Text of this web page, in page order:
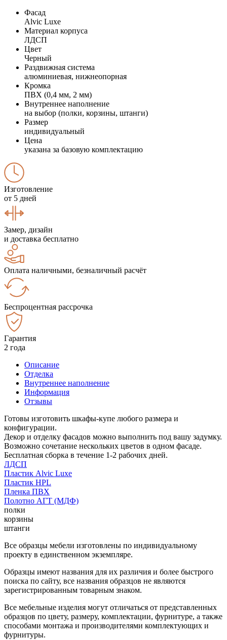
Фасад
Alvic Luxe
Материал корпуса
ЛДСП
Цвет
Черный
Раздвижная система
алюминиевая, нижнеопорная
Кромка
ПВХ (0,4 мм, 2 мм)
Внутреннее наполнение
на выбор (полки, корзины, штанги)
Размер
индивидуальный
Цена
указана за базовую комплектацию
Изготовление
от 5 дней
Замер, дизайн
и доставка бесплатно
Оплата наличными, безналичный расчёт
Беспроцентная рассрочка
Гарантия
2 года
Описание
Отделка
Внутреннее наполнение
Информация
Отзывы
Готовы изготовить шкафы-купе любого размера и
конфигурации.
Декор и отделку фасадов можно выполнить под вашу задумку.
Возможно сочетание нескольких цветов в одном фасаде.
Бесплатная сборка в течение 1-2 рабочих дней.
ЛДСП
Пластик Alvic Luxe
Пластик HPL
Пленка ПВХ
Полотно АГТ (МДФ)
полки
корзины
штанги
Все образцы мебели изготовлены по индивидуальному
проекту в единственном экземпляре.
Образцы имеют названия для их различия и более быстрого
поиска по сайту, все названия образцов не являются
зарегистрированным товарным знаком.
Все мебельные изделия могут отличаться от представленных
образцов по цвету, размеру, комплектации, фурнитуре, а также
способами монтажа и производителями комплектующих и
фурнитуры.